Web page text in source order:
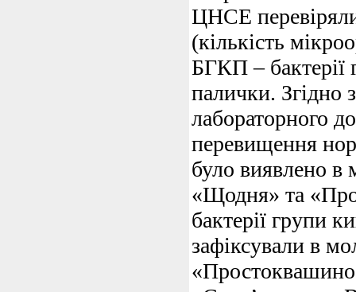
ЦНСЕ
(кількість
БГКП – бактерії
палички. Згідно
лабораторного
перевищення
було виявлено в
«Щодня» та
бактерії групи
зафіксували в